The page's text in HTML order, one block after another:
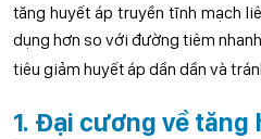
tăng huyết áp truyền tĩnh mạch
dụng hơn so với đường tiêm
tiêu giảm huyết áp dần dần và
1. Đại cương về tăng